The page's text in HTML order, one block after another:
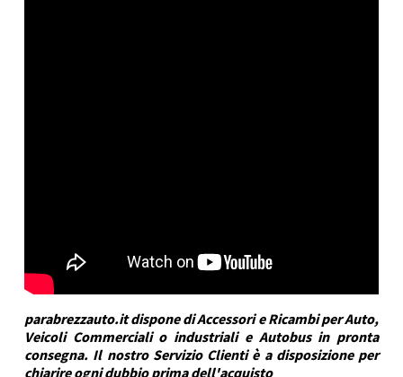
parabrezzauto.it dispone di Accessori e Ricambi per Auto,
Veicoli Commerciali o industriali e Autobus in pronta
consegna. Il nostro Servizio Clienti è a disposizione per
chiarire ogni dubbio prima dell'acquisto